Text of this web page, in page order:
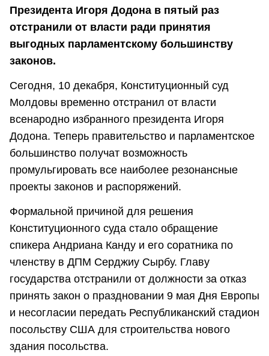
Президента Игоря Додона в пятый раз
отстранили от власти ради принятия
выгодных парламентскому большинству
законов.
Сегодня, 10 декабря, Конституционный суд
Молдовы временно отстранил от власти
всенародно избранного президента Игоря
Додона. Теперь правительство и парламентское
большинство получат возможность
промульгировать все наиболее резонансные
проекты законов и распоряжений.
Формальной причиной для решения
Конституционного суда стало обращение
спикера Андриана Канду и его соратника по
членству в ДПМ Серджиу Сырбу. Главу
государства отстранили от должности за отказ
принять закон о праздновании 9 мая Дня Европы
и несогласии передать Республиканский стадион
посольству США для строительства нового
здания посольства.